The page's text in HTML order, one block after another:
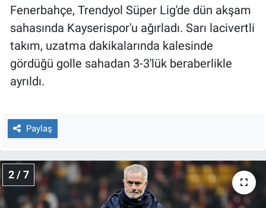
Fenerbahçe, Trendyol Süper Lig'de dün akşam
sahasında Kayserispor'u ağırladı. Sarı lacivertli
takım, uzatma dakikalarında kalesinde
gördüğü golle sahadan 3-3'lük beraberlikle
ayrıldı.
Paylaş
2 / 7
Kültür Sanat
Ne demişti
Nedir
Programlar
Sağlık
Spor